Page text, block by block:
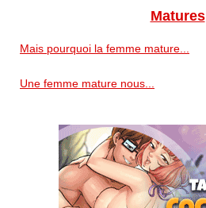
Matures
Mais pourquoi la femme mature...
Une femme mature nous...